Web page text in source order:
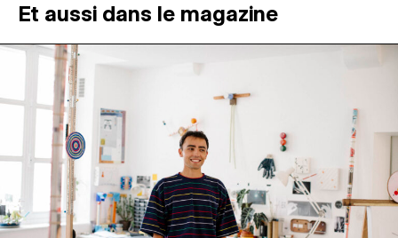
ATELIERS OUVERTS
PROGRAMMATION
MAGAZINE
ESPACES DE PRATIQUE ARTISTIQUE ↓
Recherche
Et aussi dans le magazine